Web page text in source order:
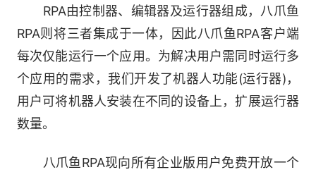
RPA由控制器、编辑器及运行器组成，八爪鱼
RPA则将三者集成于一体，因此八爪鱼RPA客户端
每次仅能运行一个应用。为解决用户需同时运行多
个应用的需求，我们开发了机器人功能(运行器)，
用户可将机器人安装在不同的设备上，扩展运行器
数量。
八爪鱼RPA现向所有企业版用户免费开放一个